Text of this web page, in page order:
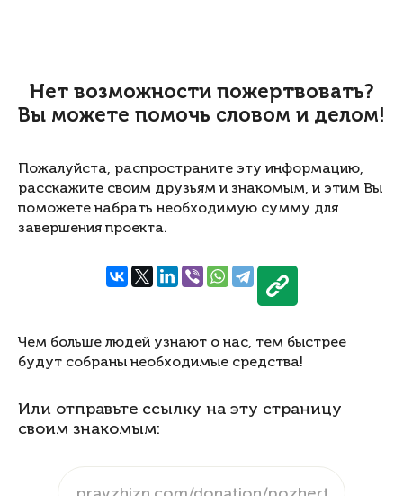
Нет возможности пожертвовать?
Вы можете помочь словом и делом!
Пожалуйста, распространите эту информацию,
расскажите своим друзьям и знакомым, и этим Вы
поможете набрать необходимую сумму для
завершения проекта.
Чем больше людей узнают о нас, тем быстрее
будут собраны необходимые средства!
Или отправьте ссылку на эту страницу
своим знакомым: